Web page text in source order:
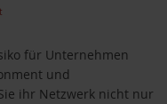
für Unternehmen
und
ihr Netzwerk nicht nur